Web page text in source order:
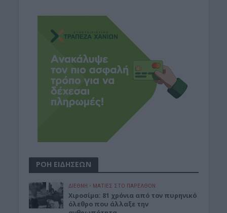
ΡΟΗ ΕΙΔΗΣΕΩΝ
ΔΙΕΘΝΗ • ΜΑΤΙΕΣ ΣΤΟ ΠΑΡΕΛΘΟΝ
Χιροσίμα: 81 χρόνια από τον πυρηνικό
όλεθρο που άλλαξε την